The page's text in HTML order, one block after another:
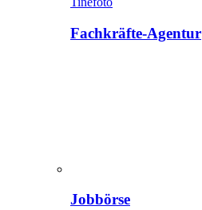
Fachkräfte-Agentur
Jobbörse